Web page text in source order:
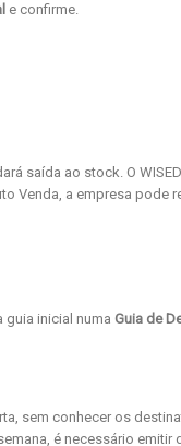
e confirme.
saída ao stock. O
Venda, a empresa
guia inicial numa Guia de
sem conhecer os
é necessário